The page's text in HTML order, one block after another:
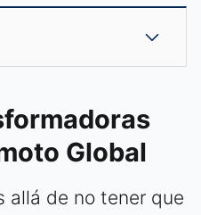
Global
allá de no tener que